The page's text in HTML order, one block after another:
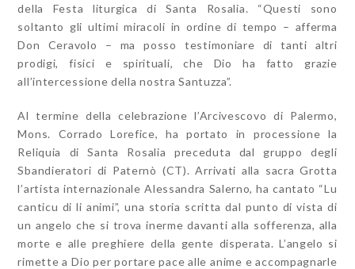
della Festa liturgica di Santa Rosalia. “Questi sono
soltanto gli ultimi miracoli in ordine di tempo – afferma
Don Ceravolo – ma posso testimoniare di tanti altri
prodigi, fisici e spirituali, che Dio ha fatto grazie
all’intercessione della nostra Santuzza”.
Al termine della celebrazione l’Arcivescovo di Palermo,
Mons. Corrado Lorefice, ha portato in processione la
Reliquia di Santa Rosalia preceduta dal gruppo degli
Sbandieratori di Paternò (CT). Arrivati alla sacra Grotta
l’artista internazionale Alessandra Salerno, ha cantato “Lu
canticu di li animi”, una storia scritta dal punto di vista di
un angelo che si trova inerme davanti alla sofferenza, alla
morte e alle preghiere della gente disperata. L’angelo si
rimette a Dio per portare pace alle anime e accompagnarle